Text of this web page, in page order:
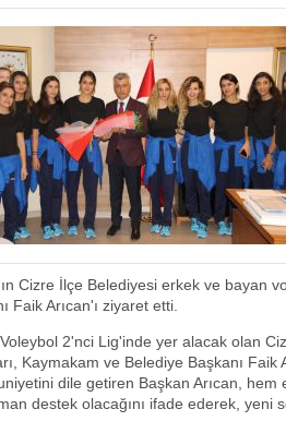
Cizre İlçe Belediyesi erkek ve bayan
Faik Arıcan'ı ziyaret etti.
Voleybol 2'nci Lig'inde yer alacak olan
Kaymakam ve Belediye Başkanı
dile getiren Başkan Arıcan, hem
destek olacağını ifade ederek, yeni